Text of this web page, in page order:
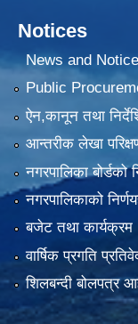
Notices
News and
Public
ऐन,कानून तथा
आन्तरीक लेखा
नगरपालिका बोर्डको
नगरपालिकाको
बजेट तथा कार्यक्रम
वार्षिक प्रगति
शिलबन्दी बोलपत्र